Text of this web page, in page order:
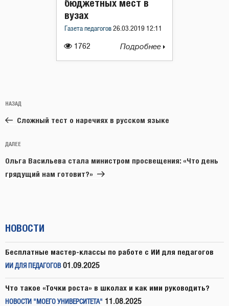
1762
бюджетных мест в
вузах
Газета педагогов 26.03.2019 12:11
Подробнее
по
записям
Предыдущая
запись:
НАЗАД
Сложный тест о наречиях в русском языке
Следующая
запись
ДАЛЕЕ
Ольга Васильева стала министром просвещения: «Что день
грядущий нам готовит?»
НОВОСТИ
Бесплатные мастер-классы по работе с ИИ для педагогов
ИИ ДЛЯ ПЕДАГОГОВ 01.09.2025
Что такое «Точки роста» в школах и как ими руководить?
НОВОСТИ "МОЕГО УНИВЕРСИТЕТА" 11.08.2025